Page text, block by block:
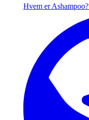
Hvem er Ashampoo?